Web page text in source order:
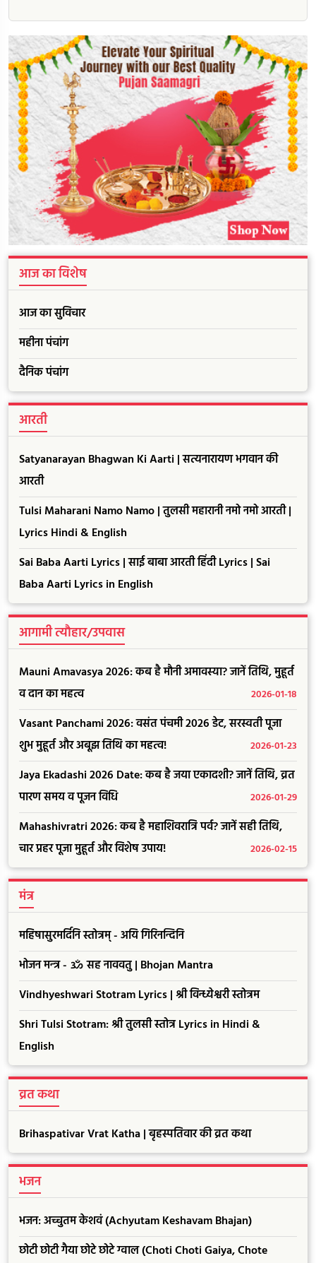
आज का विशेष
आज का सुविचार
महीना पंचांग
दैनिक पंचांग
आरती
Satyanarayan Bhagwan Ki Aarti | सत्यनारायण भगवान की
आरती
Tulsi Maharani Namo Namo | तुलसी महारानी नमो नमो आरती |
Lyrics Hindi & English
Sai Baba Aarti Lyrics | साई बाबा आरती हिंदी Lyrics | Sai
Baba Aarti Lyrics in English
आगामी त्यौहार/उपवास
Mauni Amavasya 2026: कब है मौनी अमावस्या? जानें तिथि, मुहूर्त
व दान का महत्व
2026-01-18
Vasant Panchami 2026: वसंत पंचमी 2026 डेट, सरस्वती पूजा
शुभ मुहूर्त और अबूझ तिथि का महत्व!
2026-01-23
Jaya Ekadashi 2026 Date: कब है जया एकादशी? जानें तिथि, व्रत
पारण समय व पूजन विधि
2026-01-29
Mahashivratri 2026: कब है महाशिवरात्रि पर्व? जानें सही तिथि,
चार प्रहर पूजा मुहूर्त और विशेष उपाय!
2026-02-15
मंत्र
महिषासुरमर्दिनि स्तोत्रम् - अयि गिरिनन्दिनि
भोजन मन्त्र - ॐ सह नाववतु | Bhojan Mantra
Vindhyeshwari Stotram Lyrics | श्री विन्ध्येश्वरी स्तोत्रम
Shri Tulsi Stotram: श्री तुलसी स्तोत्र Lyrics in Hindi &
English
व्रत कथा
Brihaspativar Vrat Katha | बृहस्पतिवार की व्रत कथा
भजन
भजन: अच्चुतम केशवं (Achyutam Keshavam Bhajan)
छोटी छोटी गैया छोटे छोटे ग्वाल (Choti Choti Gaiya, Chote